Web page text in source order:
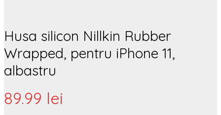
Husa silicon Nillkin Rubber
Wrapped, pentru iPhone 11,
albastru
89.99 lei